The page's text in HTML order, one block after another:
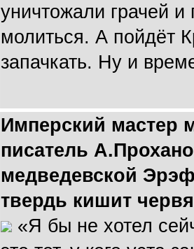
уничтожали грачей
молиться. А пойдёт
запачкать. Ну и
Имперский мастер
писатель
медведевской
твердь кишит
«Я бы не хотел